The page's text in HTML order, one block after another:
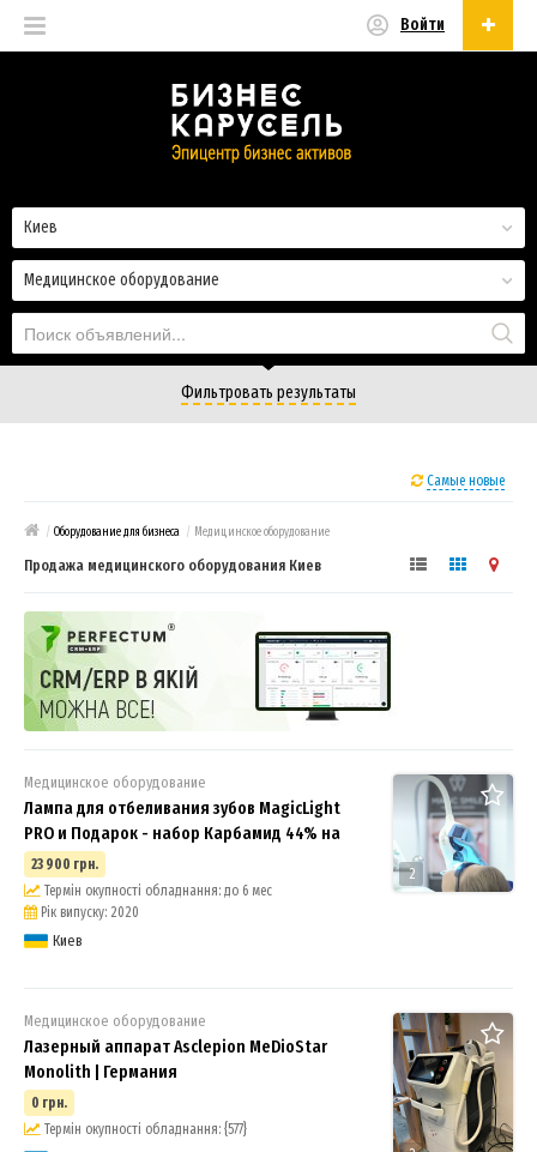
Войти
Медицинское оборудование
Киев
Фильтровать результаты
Самые новые
/ Оборудование для бизнеса / Медицинское оборудование
Продажа медицинского оборудования Киев
2
Медицинское оборудование
Лампа для отбеливания зубов MagicLight
PRO и Подарок - набор Карбамид 44% на
23 900 грн.
Термін окупності обладнання: до 6 мес
Рік випуску: 2020
Киев
Медицинское оборудование
Лазерный аппарат Asclepion MeDioStar
Monolith | Германия
0 грн.
Термін окупності обладнання: {577}